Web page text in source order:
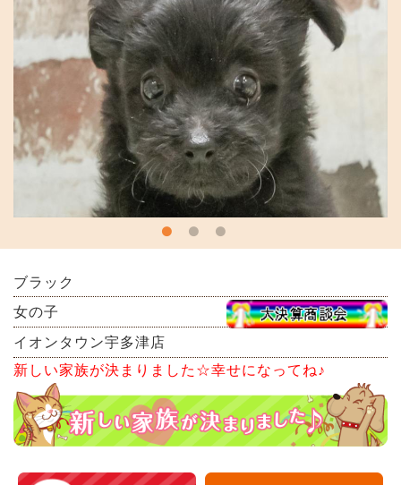
ブラック
女の子
イオンタウン宇多津店
新しい家族が決まりました☆幸せになってね♪